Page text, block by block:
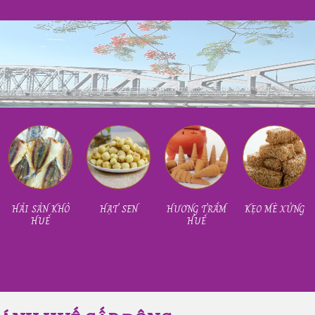
HẢI SẢN KHÔ
HUẾ
HẠT SEN HƯƠNG TRẦM
HUẾ
KẸO MÈ XỬNG